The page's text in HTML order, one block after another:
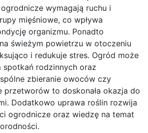
wymagają ruchu i
mięśniowe, co wpływa
organizmu. Ponadto
świeżym powietrzu w otoczeniu
i redukuje stres. Ogród może
spotkań rodzinnych oraz
zbieranie owoców czy
przetworów to doskonała okazja do
Dodatkowo uprawa roślin rozwija
ogrodnicze oraz wiedzę na temat